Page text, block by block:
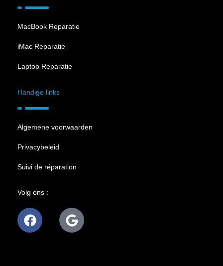
MacBook Reparatie
iMac Reparatie
Laptop Reparatie
Handige links
Algemene voorwaarden
Privacybeleid
Suivi de réparation
Volg ons :